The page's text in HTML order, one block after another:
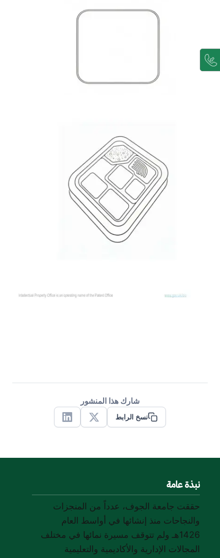
شارك هذا المنشور
نسخ الرابط
X
Linkedin
نبذة عامة
حققت جامعة الجوف، عدداً من المنجزات
والنجاحات منذ إنشائها في أواسط العام
1426هـ ولم تتوقف مسيرة نمائها في مختلف
المجالات الإدارية والأكاديمية والتعليمية